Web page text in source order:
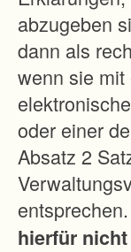
abzugeben
dann als
wenn sie
oder einer
Absatz 2
entsprechen.
hierfür